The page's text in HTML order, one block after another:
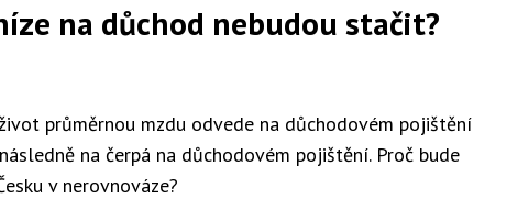
Kč
127 752
Kč
2,2166 283 176 Kč
na důchod nebudou stačit?
průměrnou mzdu odvede na důchodovém pojištění
na čerpá na důchodovém pojištění. Proč bude
v nerovnováze?